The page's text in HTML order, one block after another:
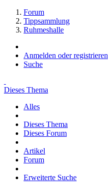
Forum
Tippsammlung
Ruhmeshalle
Anmelden oder registrieren
Suche
Dieses Thema
Alles
Dieses Thema
Dieses Forum
Artikel
Forum
Erweiterte Suche